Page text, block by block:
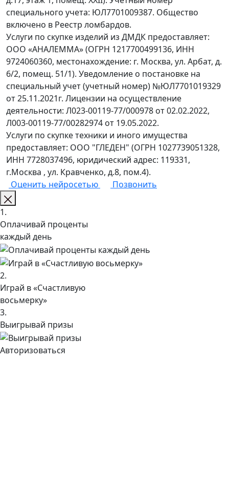
специального учета: ЮЛ7701009387. Общество
включено в Реестр ломбардов.
Услуги по скупке изделий из ДМДК предоставляет:
ООО «АНАЛЕММА» (ОГРН 1217700499136, ИНН
9724060360, местонахождение: г. Москва, ул. Арбат, д.
6/2, помещ. 51/1). Уведомление о постановке на
специальный учет (учетный номер) №ЮЛ7701019329
от 25.11.2021г. Лицензии на осуществление
деятельности: Л023-00119-77/000978 от 02.02.2022,
Л003-00119-77/00282974 от 19.05.2022.
Услуги по скупке техники и иного имущества
предоставляет: ООО "ГЛЕДЕН" (ОГРН 1027739051328,
ИНН 7728037496, юридический адрес: 119331,
г.Москва , ул. Кравченко, д.8, пом.4).
Оценить нейросетью
Позвонить
1.
Оплачивай проценты
каждый день
2.
Играй в «Счастливую
восьмерку»
3.
Выигрывай призы
Авторизоваться